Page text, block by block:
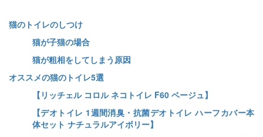
猫のトイレのしつけ
猫が子猫の場合
猫が粗相をしてしまう原因
オススメの猫のトイレ5選
【リッチェル コロル ネコトイレ F60 ベージュ】
【デオトイレ 1週間消臭・抗菌デオトイレ ハーフカバー本
体セット ナチュラルアイボリー】